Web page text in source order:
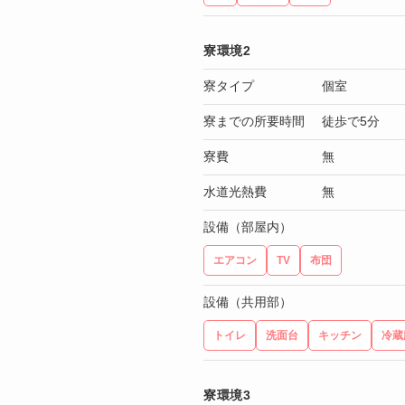
寮環境2
寮タイプ 個室
寮までの所要時間 徒歩で5分
寮費 無
水道光熱費 無
設備（部屋内）
エアコン TV 布団
設備（共用部）
トイレ 洗面台 キッチン 冷
寮環境3